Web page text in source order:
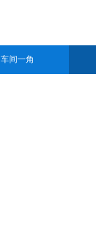
车间一角